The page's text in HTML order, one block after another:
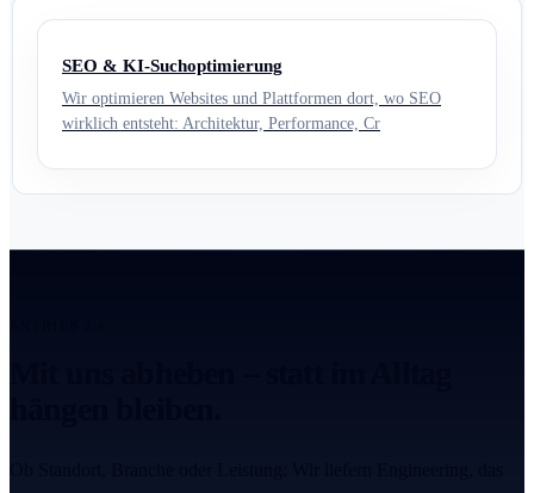
SEO & KI-Suchoptimierung
Wir optimieren Websites und Plattformen dort, wo SEO
wirklich entsteht: Architektur, Performance, Cr